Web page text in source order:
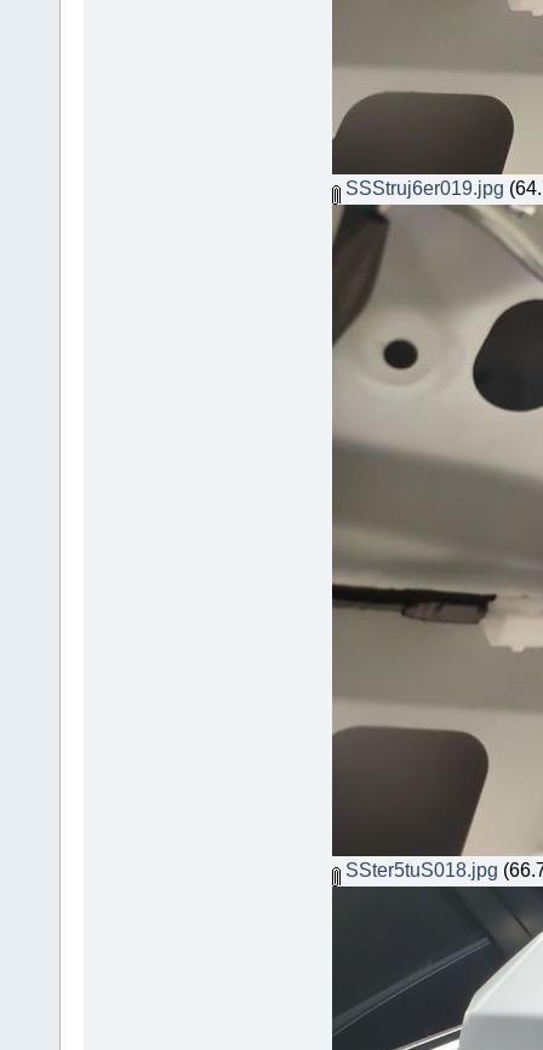
SSStruj6er019.jpg
SSter5tuS018.jpg